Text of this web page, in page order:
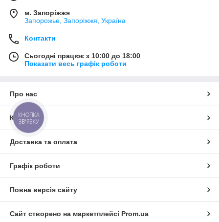
м. Запоріжжя
Запорожье, Запоріжжя, Україна
Контакти
Сьогодні працює з 10:00 до 18:00
Показати весь графік роботи
Про нас
Контакти
Доставка та оплата
Графік роботи
Повна версія сайту
Сайт створено на маркетплейсі Prom.ua
КНОПКА
ЗВ'ЯЗКУ